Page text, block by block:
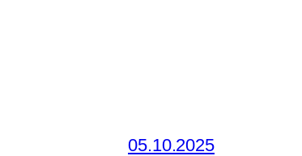
05.10.2025